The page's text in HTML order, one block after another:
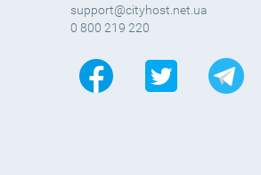
support@cityhost.net.ua
0 800 219 220